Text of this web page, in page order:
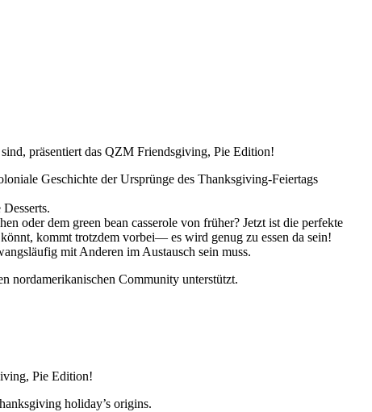
präsentiert das QZM Friendsgiving, Pie Edition!
Geschichte der Ursprünge des Thanksgiving-Feiertags
oder dem green bean casserole von früher? Jetzt ist die perfekte
kommt trotzdem vorbei— es wird genug zu essen da sein!
mit Anderen im Austausch sein muss.
nordamerikanischen Community unterstützt.
Pie Edition!
holiday’s origins.